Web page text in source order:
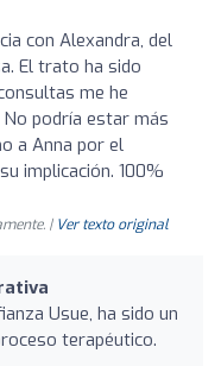
con Alexandra, del
El trato ha sido
me he
podría estar más
a Anna por el
implicación. 100%
| Ver texto original
Usue, ha sido un
terapéutico.